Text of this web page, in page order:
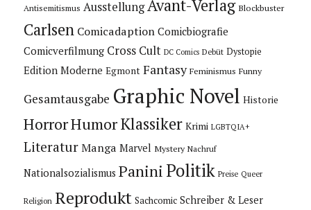
Antisemitismus Ausstellung Avant-Verlag Blockbuster
Carlsen Comicadaption Comicbiografie
Comicverfilmung Cross Cult DC Comics Debüt Dystopie
Edition Moderne Egmont Fantasy Feminismus Funny
Gesamtausgabe Graphic Novel Historie
HorrorHumorKlassiker Krimi LGBTQIA+
Literatur Manga Marvel Mystery Nachruf
Nationalsozialismus Panini Politik Preise Queer
Religion Reprodukt Sachcomic Schreiber & Leser